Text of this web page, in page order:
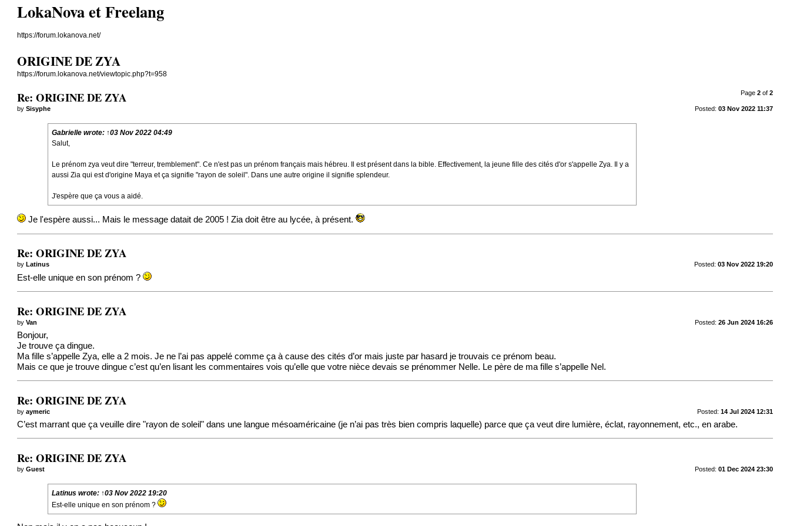
LokaNova et Freelang
https://forum.lokanova.net/
ORIGINE DE ZYA
https://forum.lokanova.net/viewtopic.php?t=958
Page 2of 2
Re: ORIGINE DE ZYA
Posted: 03 Nov 2022 11:37
bySisyphe
Gabrielle wrote: ↑03 Nov 2022 04:49
Salut,
Le prénom zya veut dire "terreur, tremblement". Ce n'est pas un prénom français mais hébreu. Il est présent dans la bible. Effectivement, la jeune fille des cités d'or s'appelle Zya. Il y a
aussi Zia qui est d'origine Maya et ça signifie "rayon de soleil". Dans une autre origine il signifie splendeur.
J'espère que ça vous a aidé.
Je l'espère aussi... Mais le message datait de 2005 ! Zia doit être au lycée, à présent.
Re: ORIGINE DE ZYA
Posted: 03 Nov 2022 19:20
by Latinus
Est-elle unique en son prénom ?
Re: ORIGINE DE ZYA
Posted: 26 Jun 2024 16:26
byVan
Bonjour,
Je trouve ça dingue.
Ma fille s’appelle Zya, elle a 2 mois. Je ne l’ai pas appelé comme ça à cause des cités d’or mais juste par hasard je trouvais ce prénom beau.
Mais ce que je trouve dingue c’est qu’en lisant les commentaires vois qu’elle que votre nièce devais se prénommer Nelle. Le père de ma fille s’appelle Nel.
Re: ORIGINE DE ZYA
Posted: 14 Jul 2024 12:31
byaymeric
C’est marrant que ça veuille dire "rayon de soleil" dans une langue mésoaméricaine (je n’ai pas très bien compris laquelle) parce que ça veut dire lumière, éclat, rayonnement, etc., en arabe.
Re: ORIGINE DE ZYA
Posted: 01 Dec 2024 23:30
byGuest
Latinuswrote: ↑03 Nov 2022 19:20
Est-elle unique en son prénom ?